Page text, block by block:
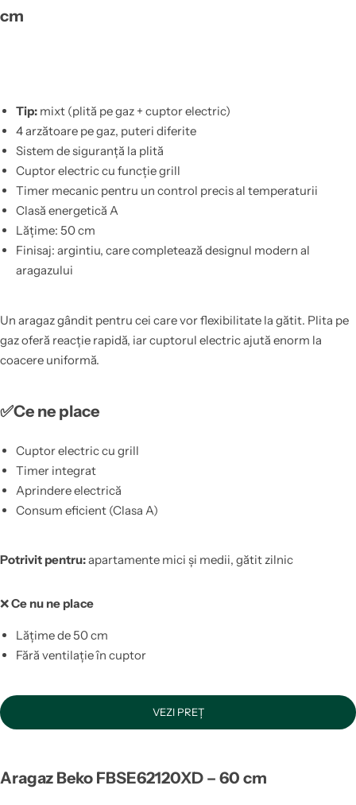
cm
Tip:mixt (plită pe gaz + cuptor electric)
4 arzătoare pe gaz, puteri diferite
Sistem de siguranță la plită
Cuptor electric cu funcție grill
Timer mecanic pentru un control precis al temperaturii
Clasă energetică A
Lățime: 50 cm
Finisaj: argintiu, care completează designul modern al
aragazului
Un aragaz gândit pentru cei care vor flexibilitate la gătit. Plita pe
gaz oferă reacție rapidă, iar cuptorul electric ajută enorm la
coacere uniformă.
✅Ce ne place
Cuptor electric cu grill
Timer integrat
Aprindere electrică
Consum eficient (Clasa A)
Potrivit pentru:apartamente mici și medii, gătit zilnic
❌Ce nu ne place
Lățime de 50 cm
Fără ventilație în cuptor
VEZI PREȚ
Aragaz Beko FBSE62120XD – 60 cm